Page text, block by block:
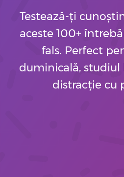
Testează-ți
aceste 100+
fals. Perfect
duminicală, studiul
distracție cu